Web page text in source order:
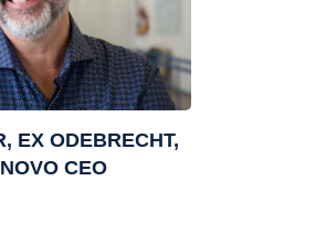
EX ODEBRECHT,
CEO